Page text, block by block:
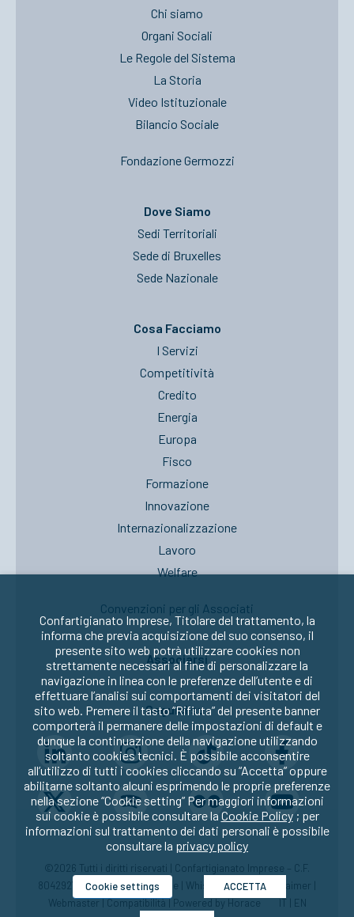
Chi siamo
Organi Sociali
Le Regole del Sistema
La Storia
Video Istituzionale
Bilancio Sociale
Fondazione Germozzi
Dove Siamo
Sedi Territoriali
Sede di Bruxelles
Sede Nazionale
Cosa Facciamo
I Servizi
Competitività
Credito
Energia
Europa
Fisco
Formazione
Innovazione
Internazionalizzazione
Lavoro
Welfare
Convenzioni per gli Associati
Associarsi
Seguici su:
©2026 Tutti i diritti riservati | Confartigianato Imprese – C.F.
80429270582 |Privacy|Cookie Whistleblowing|Disclaimer
Webmaster|Compatibilità| Powered by Horace IT EN
Confartigianato Imprese, Titolare del trattamento, la
informa che previa acquisizione del suo consenso, il
presente sito web potrà utilizzare cookies non
strettamente necessari al fine di personalizzare la
navigazione in linea con le preferenze dell’utente e di
effettuare l’analisi sui comportamenti dei visitatori del
sito web. Premere il tasto “Rifiuta” del presente banner
comporterà il permanere delle impostazioni di default e
dunque la continuazione della navigazione utilizzando
soltanto cookies tecnici. È possibile acconsentire
all’utilizzo di tutti i cookies cliccando su “Accetta” oppure
abilitarne soltanto alcuni esprimendo le proprie preferenze
nella sezione “Cookie setting” Per maggiori informazioni
sui cookie è possibile consultare la Cookie Policy; per
informazioni sul trattamento dei dati personali è possibile
consultare la privacy policy
Cookie settings ACCETTA